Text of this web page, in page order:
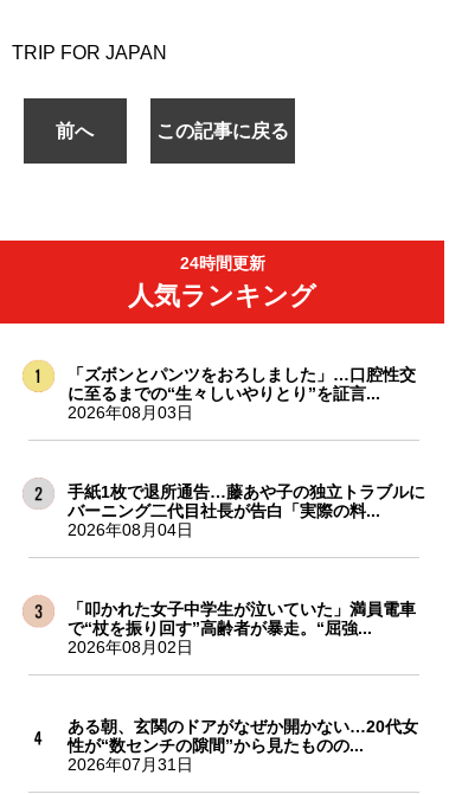
TRIP FOR JAPAN
前へ この記事に戻る
24時間更新
人気ランキング
「ズボンとパンツをおろしました」…口腔性交
に至るまでの“生々しいやりとり”を証言...
2026年08月03日
手紙1枚で退所通告…藤あや子の独立トラブルに
バーニング二代目社長が告白「実際の料...
2026年08月04日
「叩かれた女子中学生が泣いていた」満員電車
で“杖を振り回す”高齢者が暴走。“屈強...
2026年08月02日
ある朝、玄関のドアがなぜか開かない…20代女
性が“数センチの隙間”から見たものの...
2026年07月31日